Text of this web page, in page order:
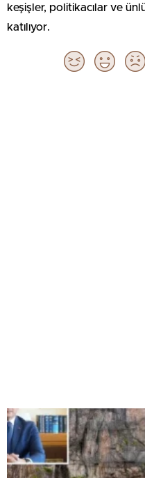
keşişler, politikacılar ve
katılıyor.